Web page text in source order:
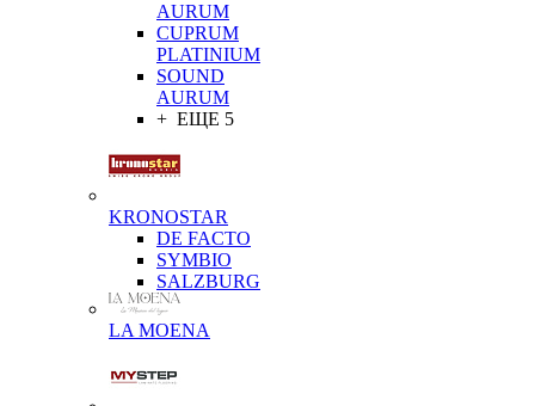
AURUM
CUPRUM
PLATINIUM
SOUND
AURUM
+ ЕЩЕ 5
KRONOSTAR
DE FACTO
SYMBIO
SALZBURG
LA MOENA